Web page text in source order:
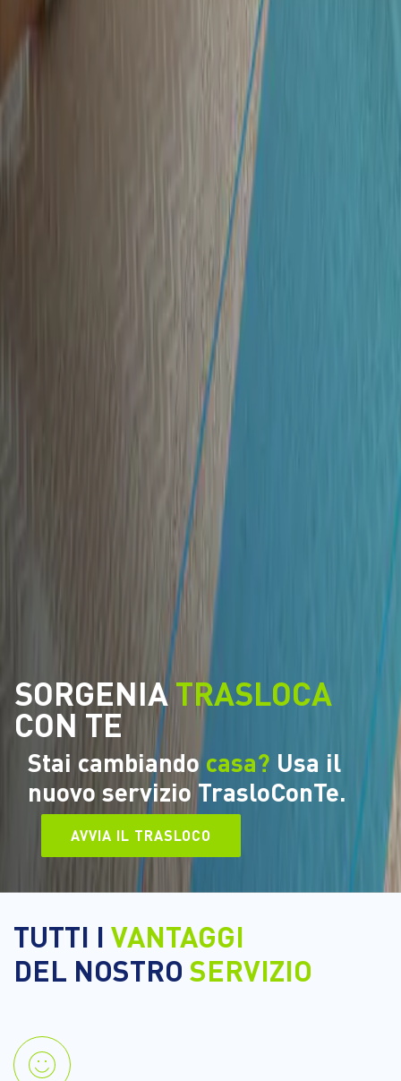
SORGENIATRASLOCA
CON TE
Stai cambiandocasa? Usa il
nuovo servizio TrasloConTe.
AVVIA IL TRASLOCO
TUTTI I VANTAGGI
DEL NOSTRO SERVIZIO